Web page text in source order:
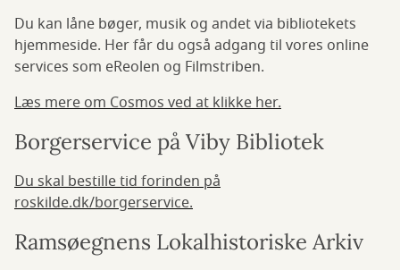
Du kan låne bøger, musik og andet via bibliotekets
hjemmeside. Her får du også adgang til vores online
services som eReolen og Filmstriben.
Læs mere om Cosmos ved at klikke her.
Borgerservice på Viby Bibliotek
Du skal bestille tid forinden på
roskilde.dk/borgerservice.
Ramsøegnens Lokalhistoriske Arkiv